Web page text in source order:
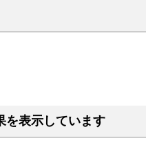
を表示しています